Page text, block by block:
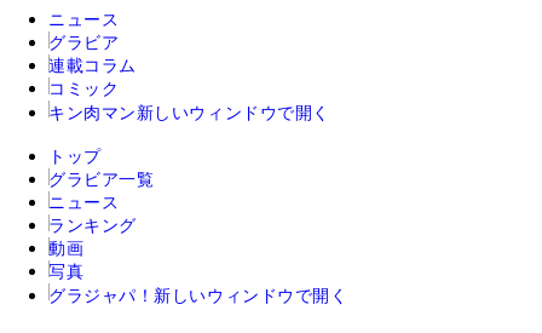
ニュース
グラビア
連載コラム
コミック
キン肉マン 新しいウィンドウで開く
トップ
グラビア一覧
ニュース
ランキング
動画
写真
グラジャパ！ 新しいウィンドウで開く